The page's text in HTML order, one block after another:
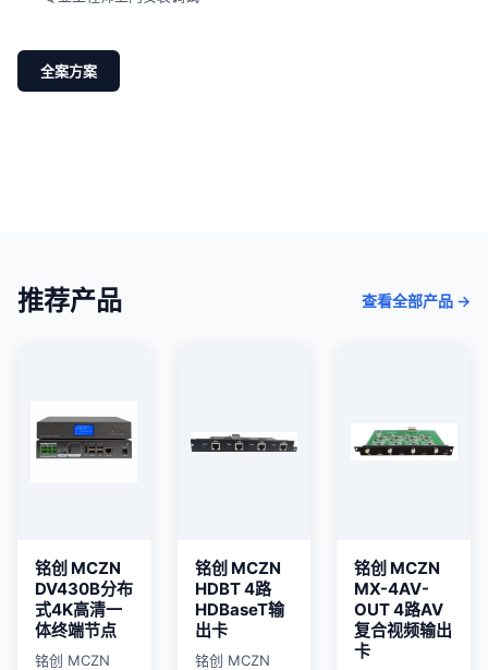
全案方案
推荐产品 查看全部产品 →
铭创 MCZN
DV430B分布
式4K高清一
体终端节点
铭创 MCZN
铭创 MCZN
HDBT 4路
HDBaseT输
出卡
铭创 MCZN
铭创 MCZN
MX-4AV-
OUT 4路AV
复合视频输出
卡